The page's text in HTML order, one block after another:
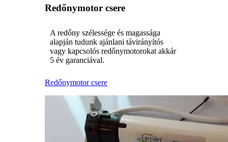
Redőnymotor csere
A redőny szélessége és magassága
alapján tudunk ajánlani távirányítós
vagy kapcsolós redőnymotorokat akkár
5 év garanciával.
Redőnymotor csere